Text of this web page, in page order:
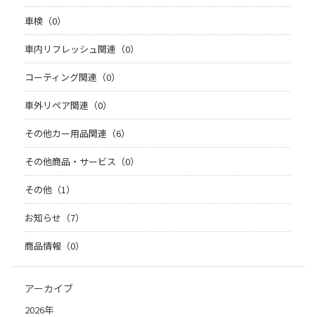
車検（0）
車内リフレッシュ関連（0）
コーティング関連（0）
車外リペア関連（0）
その他カー用品関連（6）
その他商品・サービス（0）
その他（1）
お知らせ（7）
商品情報（0）
アーカイブ
2026年